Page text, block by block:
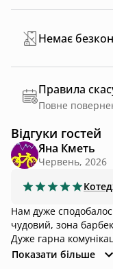
Немає
Правила
Відгуки гостей
Яна Кметь
Червень, 2026
Нам дуже
чудовий, зона
Дуже гарна
Можна замовляти
Показати більше